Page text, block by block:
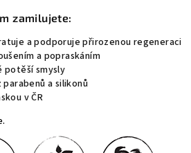
zamilujete:
a podporuje přirozenou regeneraci
a popraskáním
potěší smysly
a silikonů
v ČR